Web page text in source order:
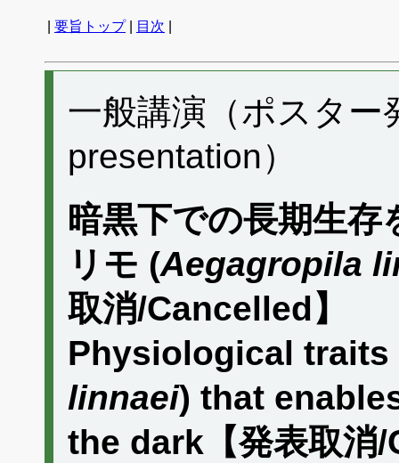
要旨トップ| 目次
一般講演（ポスタ
presentation）
暗黒下での長期生存
リモ (Aegagropila
取消/Cancelled】
Physiological traits
linnaei) that
the dark【発表取消